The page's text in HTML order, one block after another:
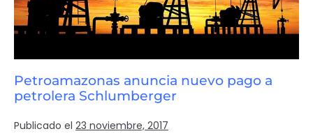
Petroamazonas anuncia nuevo pago a
petrolera Schlumberger
Publicado el 23 noviembre, 2017